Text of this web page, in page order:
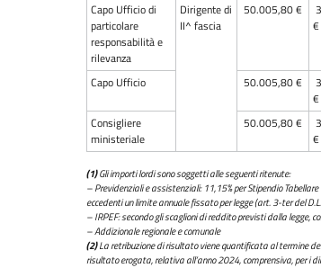
Capo Ufficio di
particolare
responsabilità e
rilevanza
Dirigente di
II^ fascia
50.005,80 €
€
Capo Ufficio 50.005,80 €
€
Consigliere
ministeriale
50.005,80 €
€
(1)Gli importi lordi sono soggetti alle seguenti ritenute:
– Previdenziali e assistenziali: 11,15% per Stipendio
eccedenti un limite annuale fissato per legge (art. 3-ter del
– IRPEF: secondo gli scaglioni di reddito previsti dalla legge,
– Addizionale regionale e comunale
(2)La retribuzione di risultato viene quantificata al termine
risultato erogata, relativa all’anno 2024, comprensiva, per i